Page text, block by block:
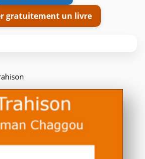
gratuitement un livre